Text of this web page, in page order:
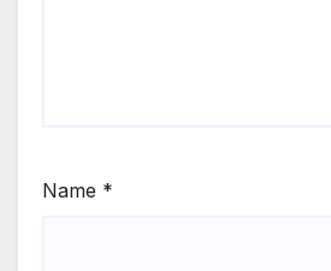
Name *